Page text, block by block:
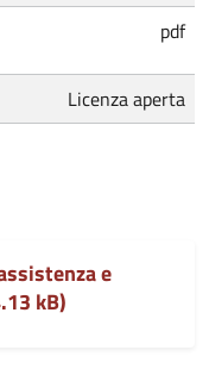
pdf
Licenza aperta
e
kB)